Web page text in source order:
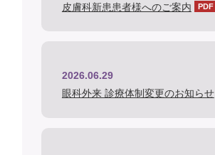
皮膚科新患患者様へのご案内
2026.06.29
眼科外来 診療体制変更のお知らせ